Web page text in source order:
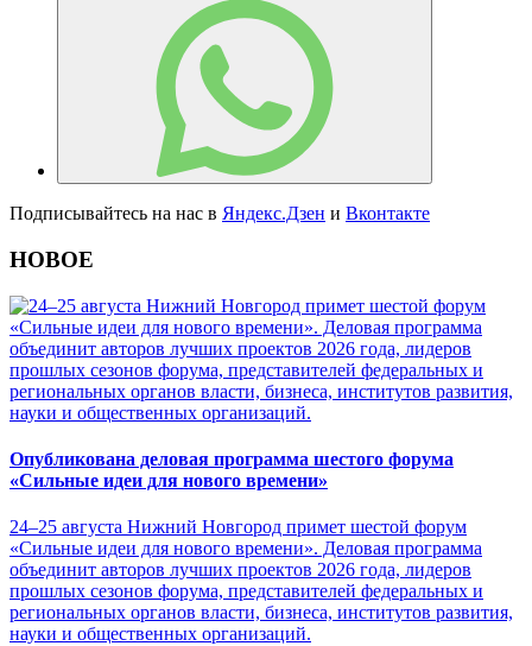
Подписывайтесь на нас в Яндекс.Дзен и Вконтакте
НОВОЕ
Опубликована деловая программа шестого форума
«Сильные идеи для нового времени»
24–25 августа Нижний Новгород примет шестой форум
«Сильные идеи для нового времени». Деловая программа
объединит авторов лучших проектов 2026 года, лидеров
прошлых сезонов форума, представителей федеральных и
региональных органов власти, бизнеса, институтов развития,
науки и общественных организаций.